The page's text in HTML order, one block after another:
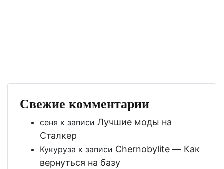
Свежие комментарии
сеня к записи Лучшие моды на
Сталкер
Кукуруза к записи Chernobylite — Как
вернуться на базу